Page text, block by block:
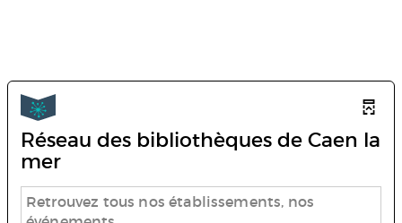
Réseau des bibliothèques de Caen la
mer
Retrouvez tous nos établissements, nos